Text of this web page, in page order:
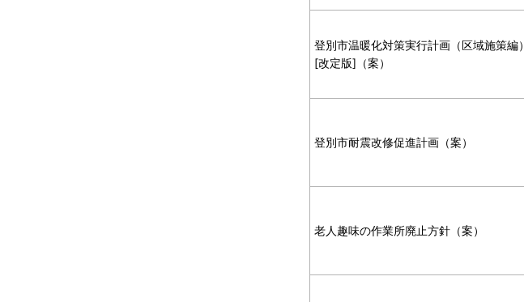
登別市温暖化対策実行計画（区域施策編）
[改定版]（案）
登別市耐震改修促進計画（案）
老人趣味の作業所廃止方針（案）